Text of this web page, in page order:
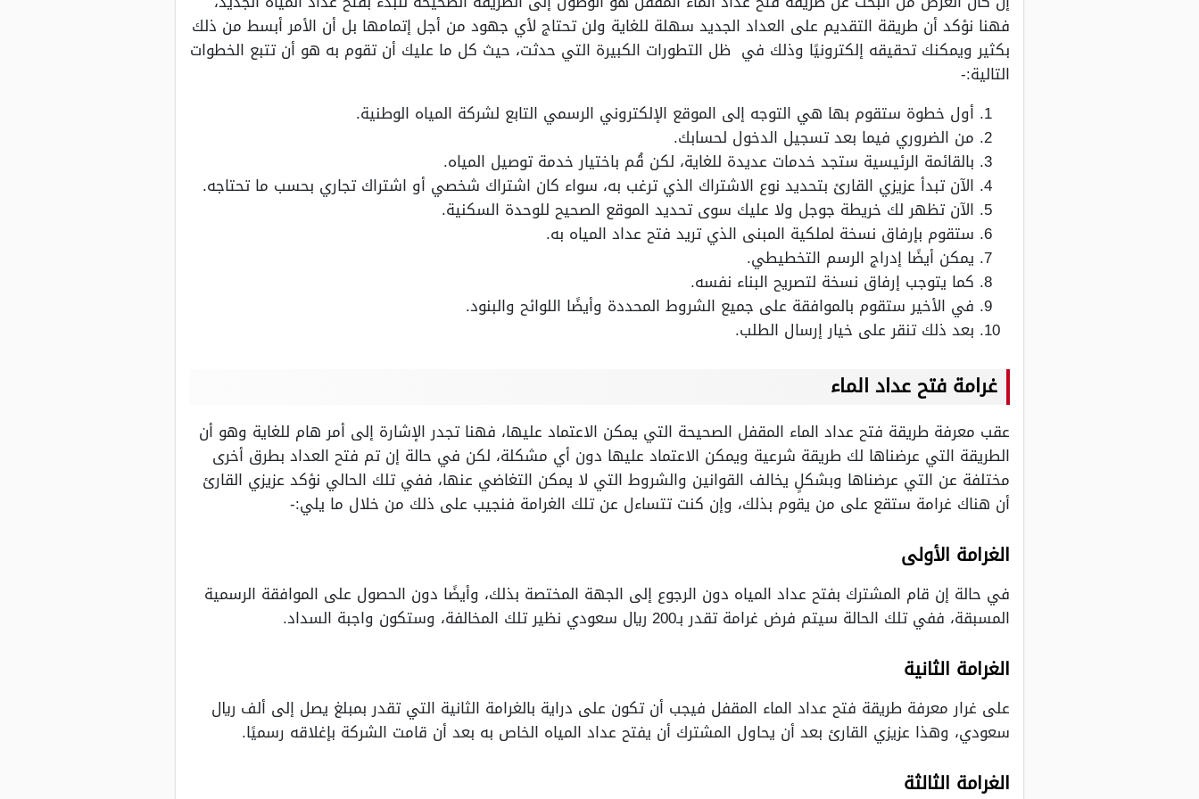
فهنا نؤكد أن طريقة التقديم على العداد الجديد سهلة للغاية ولن تحتاج لأي جهود من أجل إتمامها بل أن الأمر أبسط من ذلك
بكثير ويمكنك تحقيقه إلكترونيًا وذلك في ظل التطورات الكبيرة التي حدثت، حيث كل ما عليك أن تقوم به هو أن تتبع الخطوات
التالية:-
أول خطوة ستقوم بها هي التوجه إلى الموقع الإلكتروني الرسمي التابع لشركة المياه الوطنية.
من الضروري فيما بعد تسجيل الدخول لحسابك.
بالقائمة الرئيسية ستجد خدمات عديدة للغاية، لكن قُم باختيار خدمة توصيل المياه.
الآن تبدأ عزيزي القارئ بتحديد نوع الاشتراك الذي ترغب به، سواء كان اشتراك شخصي أو اشتراك تجاري بحسب ما تحتاجه.
الآن تظهر لك خريطة جوجل ولا عليك سوى تحديد الموقع الصحيح للوحدة السكنية.
ستقوم بإرفاق نسخة لملكية المبنى الذي تريد فتح عداد المياه به.
يمكن أيضًا إدراج الرسم التخطيطي.
كما يتوجب إرفاق نسخة لتصريح البناء نفسه.
في الأخير ستقوم بالموافقة على جميع الشروط المحددة وأيضًا اللوائح والبنود.
بعد ذلك تنقر على خيار إرسال الطلب.
غرامة فتح عداد الماء
عقب معرفة طريقة فتح عداد الماء المقفل الصحيحة التي يمكن الاعتماد عليها، فهنا تجدر الإشارة إلى أمر هام للغاية وهو أن
الطريقة التي عرضناها لك طريقة شرعية ويمكن الاعتماد عليها دون أي مشكلة، لكن في حالة إن تم فتح العداد بطرق أخرى
مختلفة عن التي عرضناها وبشكلٍ يخالف القوانين والشروط التي لا يمكن التغاضي عنها، ففي تلك الحالي نؤكد عزيزي القارئ
أن هناك غرامة ستقع على من يقوم بذلك، وإن كنت تتساءل عن تلك الغرامة فنجيب على ذلك من خلال ما يلي:-
الغرامة الأولى
في حالة إن قام المشترك بفتح عداد المياه دون الرجوع إلى الجهة المختصة بذلك، وأيضًا دون الحصول على الموافقة الرسمية
المسبقة، ففي تلك الحالة سيتم فرض غرامة تقدر بـ200 ريال سعودي نظير تلك المخالفة، وستكون واجبة السداد.
الغرامة الثانية
على غرار معرفة طريقة فتح عداد الماء المقفل فيجب أن تكون على دراية بالغرامة الثانية التي تقدر بمبلغ يصل إلى ألف ريال
سعودي، وهذا عزيزي القارئ بعد أن يحاول المشترك أن يفتح عداد المياه الخاص به بعد أن قامت الشركة بإغلاقه رسميًا.
الغرامة الثالثة